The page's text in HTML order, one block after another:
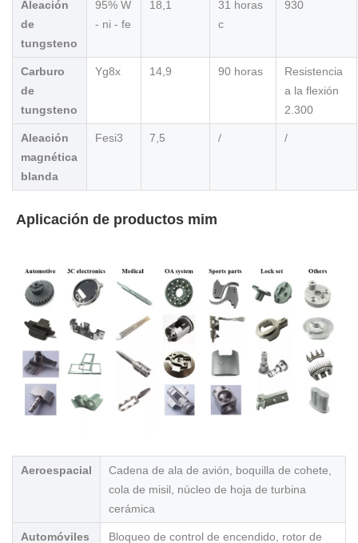
Aleación
de
tungsteno
95% W
- ni - fe
18,1
31 horas
c
930
Carburo
de
tungsteno
Yg8x 14,9 90 horas
Resistencia
a la flexión
2.300
Aleación
magnética
blanda
Fesi3 7,5 / /
Aplicación de productos mim
Aeroespacial
Cadena de ala de avión, boquilla de cohete,
cola de misil, núcleo de hoja de turbina
cerámica
Automóviles Bloqueo de control de encendido, rotor de